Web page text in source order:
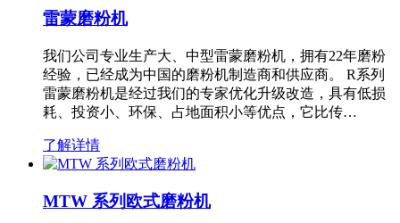
雷蒙磨粉机
我们公司专业生产大、中型雷蒙磨粉机，拥有22年磨粉
经验，已经成为中国的磨粉机制造商和供应商。 R系列
雷蒙磨粉机是经过我们的专家优化升级改造，具有低损
耗、投资小、环保、占地面积小等优点，它比传…
了解详情
MTW 系列欧式磨粉机